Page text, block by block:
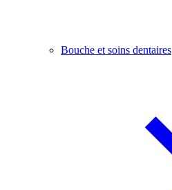
Bouche et soins dentaires